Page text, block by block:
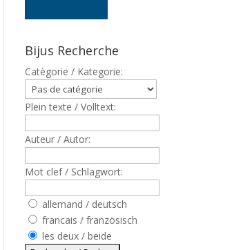
Bijus Recherche
Catègorie / Kategorie:
Plein texte / Volltext:
Auteur / Autor:
Mot clef / Schlagwort:
allemand / deutsch
francais / französisch
les deux / beide